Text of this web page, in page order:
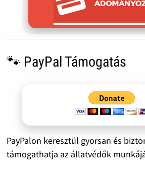
🐾 PayPal Támogatás
PayPalon keresztül gyorsan és
támogathatja az állatvédők